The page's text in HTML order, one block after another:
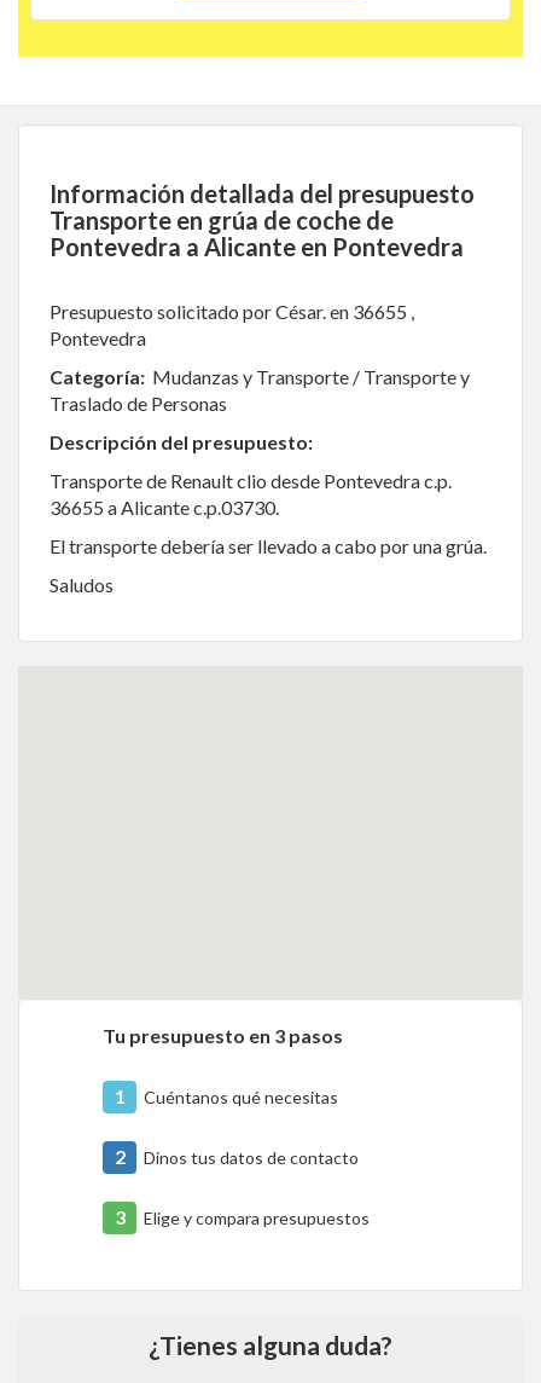
Información detallada del presupuesto
Transporte en grúa de coche de
Pontevedra a Alicante en Pontevedra
Presupuesto solicitado por César. en 36655 ,
Pontevedra
Categoría: Mudanzas y Transporte / Transporte y
Traslado de Personas
Descripción del presupuesto:
Transporte de Renault clio desde Pontevedra c.p.
36655 a Alicante c.p.03730.
El transporte debería ser llevado a cabo por una grúa.
Saludos
Tu presupuesto en 3 pasos
1 Cuéntanos qué necesitas
2 Dinos tus datos de contacto
3 Elige y compara presupuestos
¿Tienes alguna duda?